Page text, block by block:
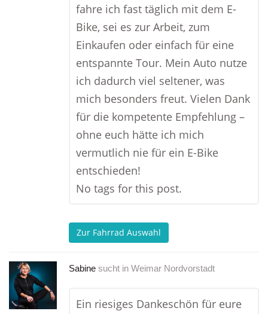
fahre ich fast täglich mit dem E-
Bike, sei es zur Arbeit, zum
Einkaufen oder einfach für eine
entspannte Tour. Mein Auto nutze
ich dadurch viel seltener, was
mich besonders freut. Vielen Dank
für die kompetente Empfehlung –
ohne euch hätte ich mich
vermutlich nie für ein E-Bike
entschieden!
No tags for this post.
Zur Fahrrad Auswahl
Sabine sucht in Weimar Nordvorstadt
Ein riesiges Dankeschön für eure